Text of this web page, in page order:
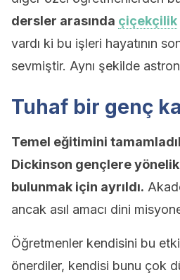
dersler arasında çiçekçilik
vardı ki bu işleri hayatının
sevmiştir. Aynı şekilde
Tuhaf bir genç
Temel eğitimini
Dickinson gençlere
bulunmak için ayrıldı.
ancak asıl amacı dini
Öğretmenler kendisini bu
önerdiler, kendisi bunu çok